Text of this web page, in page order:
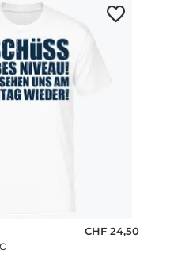
CHF 24,50